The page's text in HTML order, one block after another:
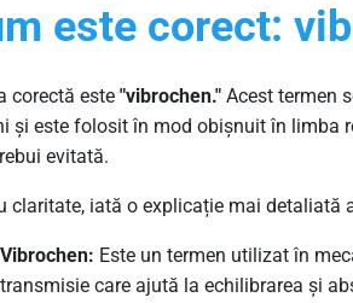
este corect:
corectă este "vibrochen." Acest termen
și este folosit în mod obișnuit în limba
evitată.
claritate, iată o explicație mai detaliată
Vibrochen: Este un termen utilizat în
transmisie care ajută la echilibrarea și